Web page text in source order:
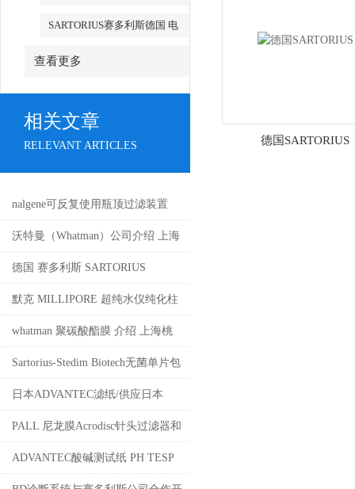
SARTORIUS赛多利斯德国 电
查看更多
相关文章
RELEVANT ARTICLES
nalgene可反复使用瓶顶过滤装置
沃特曼（Whatman）公司介绍 上海
桃子视频最新免费高清公司代理
德国 赛多利斯 SARTORIUS
VIVASPIN超滤离心管上海桃子视
频最新免费高清
默克 MILLIPORE 超纯水仪纯化柱
及耗材 上海桃子视频最新免费高清
科学器材有限公司销售
whatman 聚碳酸酯膜 介绍 上海桃
子视频最新免费高清代理
Sartorius-Stedim Biotech无菌单片包
装微生物检测滤膜上海桃子视频最
新免费高清代理
日本ADVANTEC滤纸/供应日本
ADVANTEC滤纸 上海桃子视频最
新免费高清 4008087828
PALL 尼龙膜Acrodisc针头过滤器和
圆盘过滤膜片上海桃子视频最新免
ADVANTEC酸碱测试纸 PH TESP
德国SARTORIUS